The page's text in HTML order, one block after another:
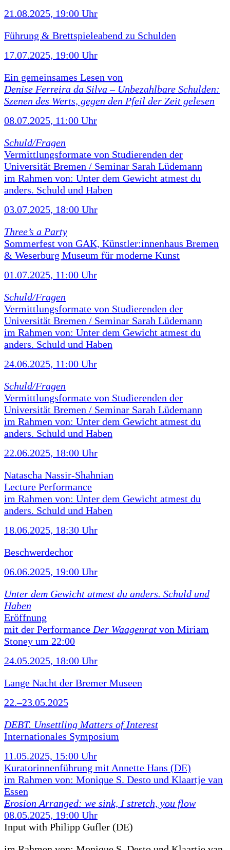
21.08.2025, 19:00 Uhr
Führung & Brettspieleabend zu Schulden
17.07.2025, 19:00 Uhr
Ein gemeinsames Lesen von
Denise Ferreira da Silva – Unbezahlbare Schulden:
Szenen des Werts, gegen den Pfeil der Zeit gelesen
08.07.2025, 11:00 Uhr
Schuld/Fragen
Vermittlungsformate von Studierenden der
Universität Bremen / Seminar Sarah Lüdemann
im Rahmen von: Unter dem Gewicht atmest du
anders. Schuld und Haben
03.07.2025, 18:00 Uhr
Three’s a Party
Sommerfest von GAK, Künstler:innenhaus Bremen
& Weserburg Museum für moderne Kunst
01.07.2025, 11:00 Uhr
Schuld/Fragen
Vermittlungsformate von Studierenden der
Universität Bremen / Seminar Sarah Lüdemann
im Rahmen von: Unter dem Gewicht atmest du
anders. Schuld und Haben
24.06.2025, 11:00 Uhr
Schuld/Fragen
Vermittlungsformate von Studierenden der
Universität Bremen / Seminar Sarah Lüdemann
im Rahmen von: Unter dem Gewicht atmest du
anders. Schuld und Haben
22.06.2025, 18:00 Uhr
Natascha Nassir-Shahnian
Lecture Performance
im Rahmen von: Unter dem Gewicht atmest du
anders. Schuld und Haben
18.06.2025, 18:30 Uhr
Beschwerdechor
06.06.2025, 19:00 Uhr
Unter dem Gewicht atmest du anders. Schuld und
Haben
Eröffnung
mit der Performance Der Waagenrat von Miriam
Stoney um 22:00
24.05.2025, 18:00 Uhr
Lange Nacht der Bremer Museen
22.–23.05.2025
DEBT. Unsettling Matters of Interest
Internationales Symposium
11.05.2025, 15:00 Uhr
Kuratorinnenführung mit Annette Hans (DE)
im Rahmen von: Monique S. Desto und Klaartje van
Essen
Erosion Arranged: we sink, I stretch, you flow
08.05.2025, 19:00 Uhr
Input with Philipp Gufler (DE)